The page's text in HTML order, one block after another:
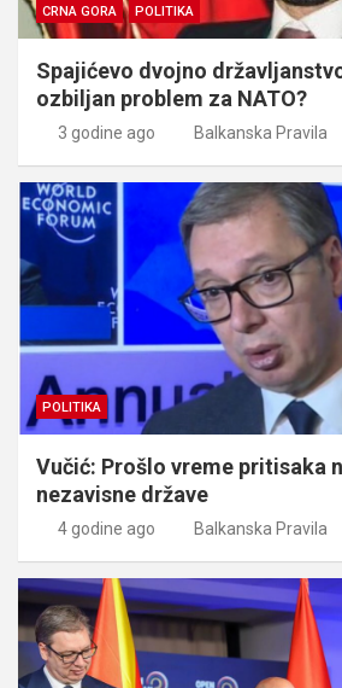
CRNA GORA POLITIKA
Spajićevo dvojno
ozbiljan problem za NATO?
3 godine ago Balkanska Pravila
POLITIKA
Vučić: Prošlo vreme pritisaka
nezavisne države
4 godine ago Balkanska Pravila